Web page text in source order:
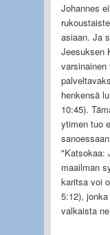
Johannes
asiaan. Ja
Jeesuksen
henkensä
10:45).
ytimen tuo
"Katsokaa:
maailman
karitsa voi
5:12),
valkaista